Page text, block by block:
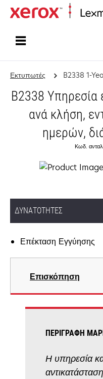
Εκτυπωτές B2338 1-
B2338 Υπηρεσία
ανά κλήση,
ημερών,
Κωδ.
ΔΥΝΑΤΌΤΗΤΕΣ
Επέκταση Εγγύησης
Επισκόπηση
ΠΕΡΙΓΡΑΦΉ
Η υπηρεσία